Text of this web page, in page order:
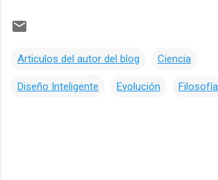
Articulos del autor del blog Ciencia
Diseño Inteligente Evolución Filosofía